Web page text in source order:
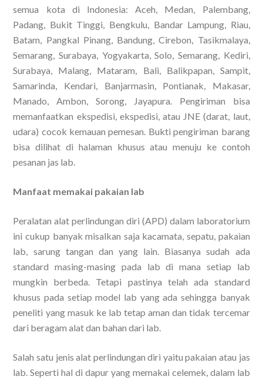
semua kota di Indonesia: Aceh, Medan, Palembang,
Padang, Bukit Tinggi, Bengkulu, Bandar Lampung, Riau,
Batam, Pangkal Pinang, Bandung, Cirebon, Tasikmalaya,
Semarang, Surabaya, Yogyakarta, Solo, Semarang, Kediri,
Surabaya, Malang, Mataram, Bali, Balikpapan, Sampit,
Samarinda, Kendari, Banjarmasin, Pontianak, Makasar,
Manado, Ambon, Sorong, Jayapura. Pengiriman bisa
memanfaatkan ekspedisi, ekspedisi, atau JNE (darat, laut,
udara) cocok kemauan pemesan. Bukti pengiriman barang
bisa dilihat di halaman khusus atau menuju ke contoh
pesanan jas lab.
Manfaat memakai pakaian lab
Peralatan alat perlindungan diri (APD) dalam laboratorium
ini cukup banyak misalkan saja kacamata, sepatu, pakaian
lab, sarung tangan dan yang lain. Biasanya sudah ada
standard masing-masing pada lab di mana setiap lab
mungkin berbeda. Tetapi pastinya telah ada standard
khusus pada setiap model lab yang ada sehingga banyak
peneliti yang masuk ke lab tetap aman dan tidak tercemar
dari beragam alat dan bahan dari lab.
Salah satu jenis alat perlindungan diri yaitu pakaian atau jas
lab. Seperti hal di dapur yang memakai celemek, dalam lab